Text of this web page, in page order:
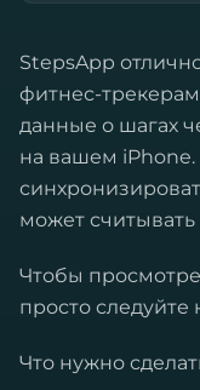
StepsApp
фитнес-
данные о шагах
на вашем
может считывать
Чтобы
просто
Что нужно